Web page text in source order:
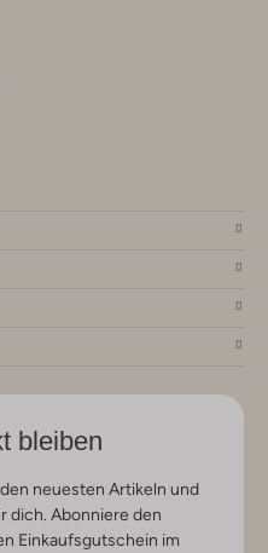
bleiben
neuesten Artikeln und
dich. Abonniere den
Einkaufsgutschein im